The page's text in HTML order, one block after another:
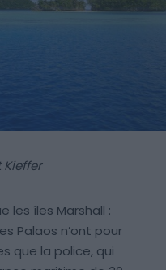
Kieffer
les îles Marshall :
Palaos n’ont pour
que la police, qui